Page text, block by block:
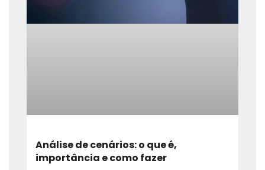
Análise de cenários: o que é,
importância e como fazer